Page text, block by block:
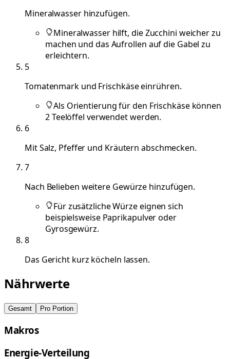
Mineralwasser hinzufügen.
Mineralwasser hilft, die Zucchini weicher zu
machen und das Aufrollen auf die Gabel zu
erleichtern.
5
Tomatenmark und Frischkäse einrühren.
Als Orientierung für den Frischkäse können
2 Teelöffel verwendet werden.
6
Mit Salz, Pfeffer und Kräutern abschmecken.
7
Nach Belieben weitere Gewürze hinzufügen.
Für zusätzliche Würze eignen sich
beispielsweise Paprikapulver oder
Gyrosgewürz.
8
Das Gericht kurz köcheln lassen.
Nährwerte
Gesamt Pro Portion
Makros
Energie-Verteilung